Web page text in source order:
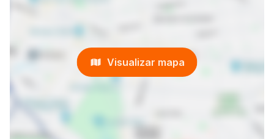
Visualizar mapa